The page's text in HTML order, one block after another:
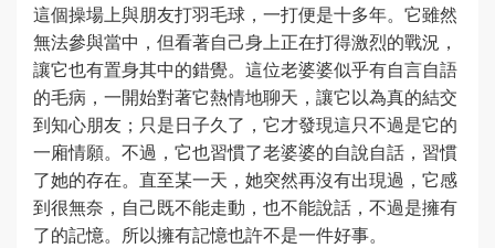
這個操場上與朋友打羽毛球，一打便是十多年。它雖然
無法參與當中，但看著自己身上正在打得激烈的戰況，
讓它也有置身其中的錯覺。這位老婆婆似乎有自言自語
的毛病，一開始對著它熱情地聊天，讓它以為真的結交
到知心朋友；只是日子久了，它才發現這只不過是它的
一廂情願。不過，它也習慣了老婆婆的自說自話，習慣
了她的存在。直至某一天，她突然再沒有出現過，它感
到很無奈，自己既不能走動，也不能說話，不過是擁有
了的記憶。所以擁有記憶也許不是一件好事。